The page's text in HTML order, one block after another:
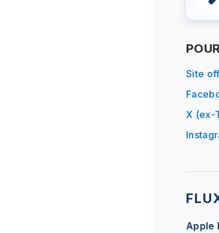
Site
X (ex-
Apple